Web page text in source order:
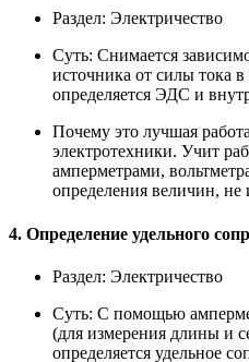
Раздел: Электричество
Суть: Снимается
источника от силы тока
определяется ЭДС и
Почему это лучшая
электротехники. Учит
амперметрами,
определения величин,
4. Определение удельного
Раздел: Электричество
Суть: С помощью
(для измерения длины и
определяется удельное